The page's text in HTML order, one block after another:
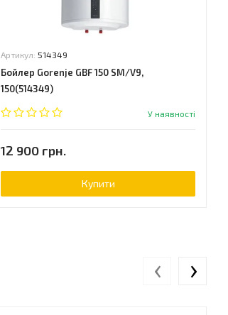
Артикул: 514349
Бойлер Gorenje GBF 150 SM/V9,
150(514349)
У наявності
12 900 грн.
Купити
‹ ›